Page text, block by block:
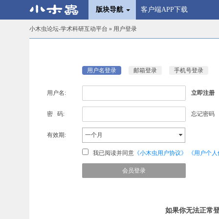
版块导航 客户端APP下载
小木虫论坛-学术科研互动平台 » 用户登录
用户名登录 邮箱登录 手机号登录
用户名: 立即注册
密 码: 忘记密码
有效期: 一个月
我已阅读并同意《小木虫用户协议》 《用户个
如果你无法正常